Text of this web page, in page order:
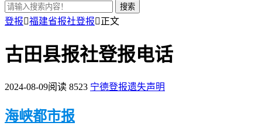
搜索
登报福建省报社登报正文
古田县报社登报电话
2024-08-09阅读 8523 宁德登报遗失声明
海峡都市报